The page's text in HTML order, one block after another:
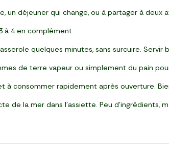
un déjeuner qui change, ou à partager à deux
à 4 en complément.
quelques minutes, sans surcuire.
de terre vapeur ou simplement du pain
à consommer rapidement après ouverture.
de la mer dans l’assiette. Peu d’ingrédients,